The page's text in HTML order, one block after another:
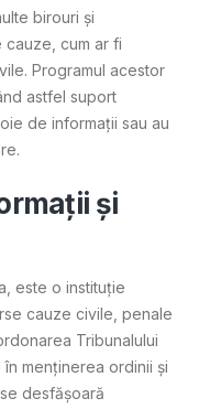
birouri și
cum ar fi
Programul acestor
astfel suport
de informații sau au
și
este o instituție
cauze civile, penale
Tribunalului
menținerea ordinii și
desfășoară